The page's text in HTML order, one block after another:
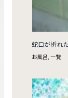
蛇口が折れ
お風呂 ,一覧